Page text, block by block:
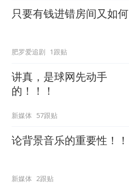
只要有钱进错房间又如何
肥罗爱追剧 1跟贴
讲真，是球网先动手
的！！！
新媒体 57跟贴
论背景音乐的重要性！！
新媒体 2跟贴